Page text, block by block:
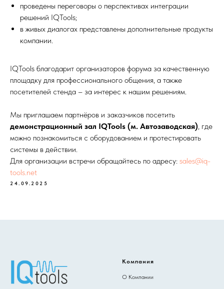
проведены переговоры о перспективах интеграции
решений IQTools;
в живых диалогах представлены дополнительные продукты
компании.
IQTools благодарит организаторов форума за качественную
площадку для профессионального общения, а также
посетителей стенда – за интерес к нашим решениям.
Мы приглашаем партнёров и заказчиков посетить
демонстрационный зал IQTools (м. Автозаводская), где
можно познакомиться с оборудованием и протестировать
системы в действии.
Для организации встречи обращайтесь по адресу: sales@iq-
tools.net
24.09.2025
Компания
О Компании